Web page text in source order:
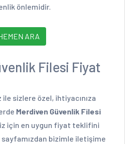
önlemidir.
ARA
Filesi Fiyat
sizlere özel, ihtiyacınıza
Merdiven Güvenlik Filesi
için en uygun fiyat teklifini
sayfamızdan bizimle iletişime